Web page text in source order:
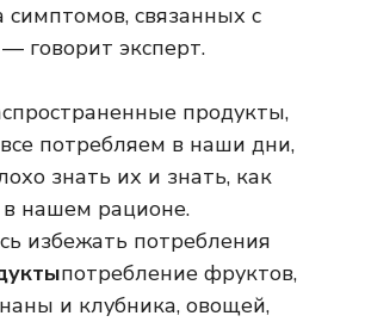
симптомов, связанных с
говорит эксперт.
продукты,
потребляем в наши дни,
знать их и знать, как
нашем рационе.
избежать потребления
потребление фруктов,
и клубника, овощей,